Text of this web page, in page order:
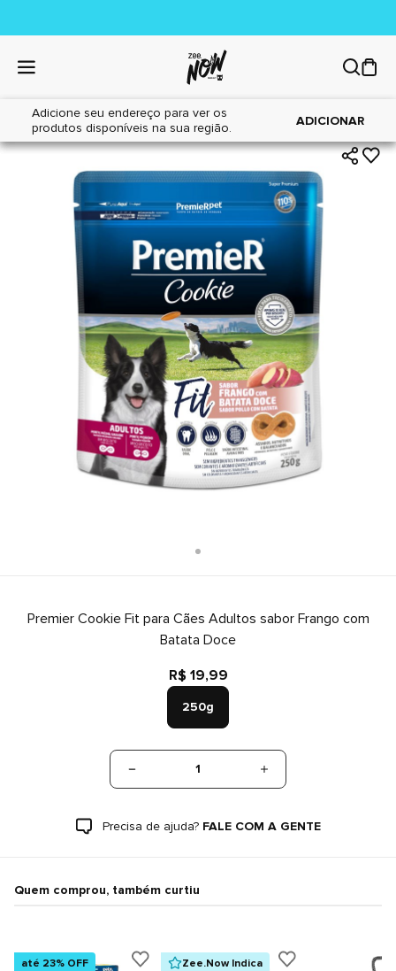
Adicione seu endereço para ver os
produtos disponíveis na sua região.
ADICIONAR
Home|Cães|Petiscos
Premier Cookie Fit para Cães Adultos sabor Frango com
Batata Doce
R$ 19,99
250g
1
Precisa de ajuda? FALE COM A GENTE
Quem comprou, também curtiu
até 23% OFF
Zee.Now Indica